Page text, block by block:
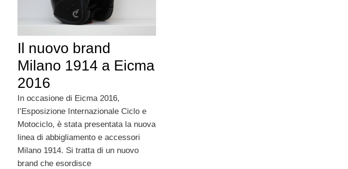
Il nuovo brand
Milano 1914 a Eicma
2016
In occasione di Eicma 2016,
l’Esposizione Internazionale Ciclo e
Motociclo, è stata presentata la nuova
linea di abbigliamento e accessori
Milano 1914. Si tratta di un nuovo
brand che esordisce